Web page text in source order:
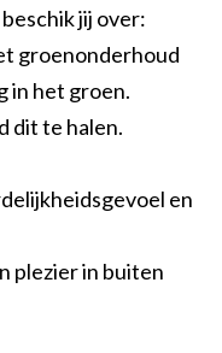
jij over:
groenonderhoud
in het groen.
dit te halen.
en
plezier in buiten